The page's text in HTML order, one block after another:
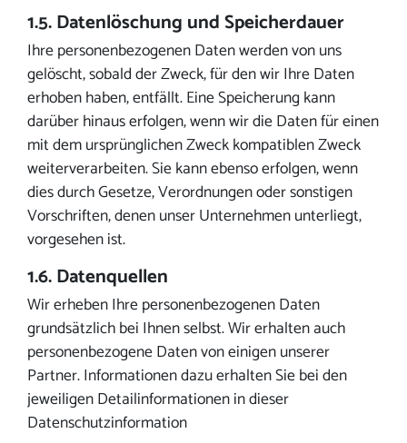
1.5. Datenlöschung und Speicherdauer
Ihre personenbezogenen Daten werden von uns
gelöscht, sobald der Zweck, für den wir Ihre Daten
erhoben haben, entfällt. Eine Speicherung kann
darüber hinaus erfolgen, wenn wir die Daten für einen
mit dem ursprünglichen Zweck kompatiblen Zweck
weiterverarbeiten. Sie kann ebenso erfolgen, wenn
dies durch Gesetze, Verordnungen oder sonstigen
Vorschriften, denen unser Unternehmen unterliegt,
vorgesehen ist.
1.6. Datenquellen
Wir erheben Ihre personenbezogenen Daten
grundsätzlich bei Ihnen selbst. Wir erhalten auch
personenbezogene Daten von einigen unserer
Partner. Informationen dazu erhalten Sie bei den
jeweiligen Detailinformationen in dieser
Datenschutzinformation